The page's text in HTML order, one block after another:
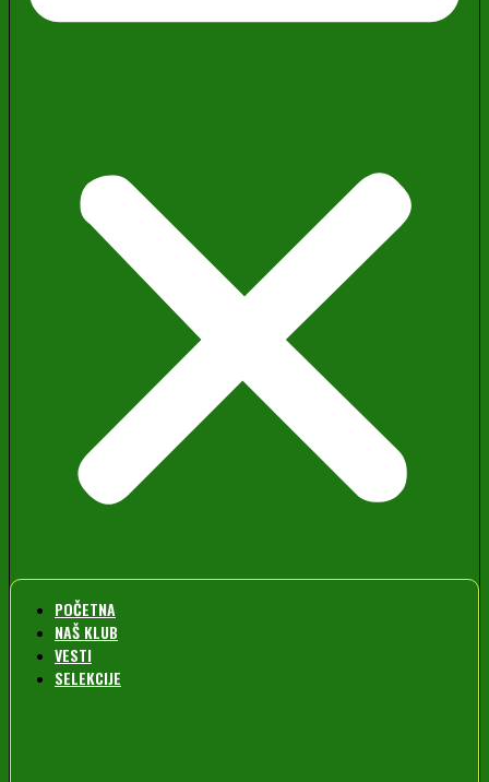
POČETNA
NAŠ KLUB
VESTI
SELEKCIJE